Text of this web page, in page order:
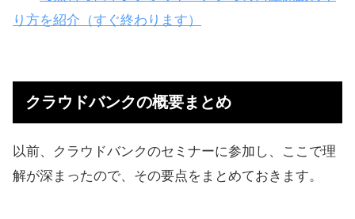
り方を紹介（すぐ終わります）
クラウドバンクの概要まとめ
以前、クラウドバンクのセミナーに参加し、ここで理
解が深まったので、その要点をまとめておきます。